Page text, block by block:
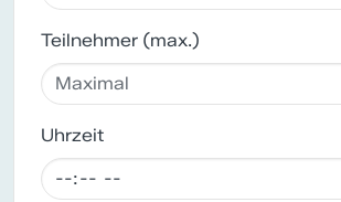
Teilnehmer (max.)
Uhrzeit